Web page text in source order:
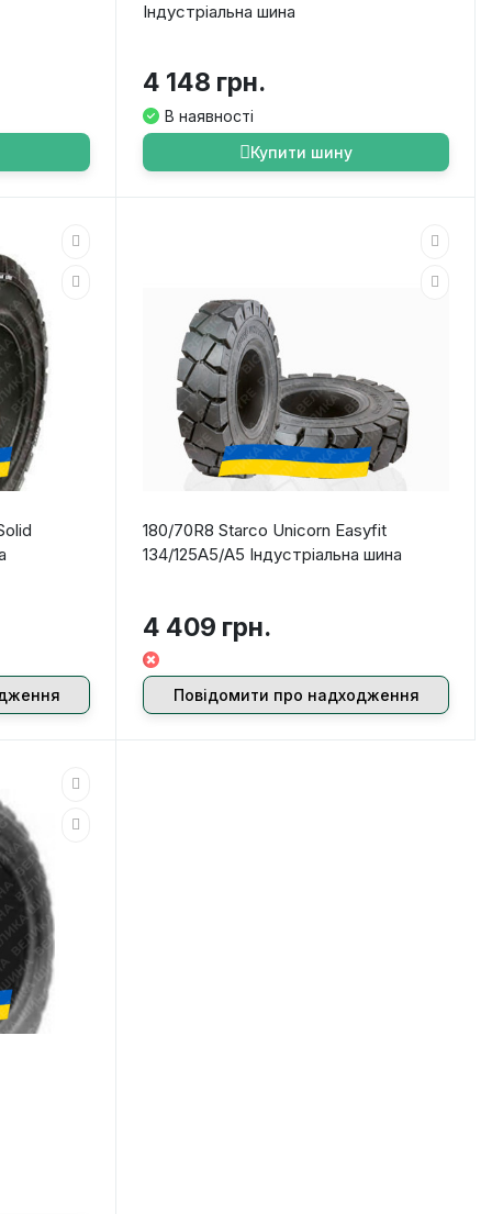
Індустріальна шина
4 148 грн.
В наявності
Купити шину
180/70R8 Starco Unicorn Easyfit
134/125A5/A5 Індустріальна шина
4 409 грн.
Повідомити про надходження